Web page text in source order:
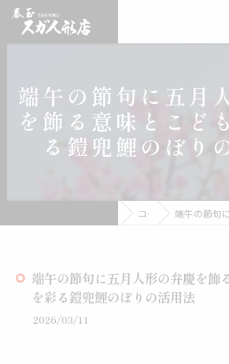
端午の節句に五月
を飾る意味とこど
る鎧兜鯉のぼり
コラム 端午の節句に五月人形の弁
端午の節句に五月人形の弁慶を飾
を彩る鎧兜鯉のぼりの活用法
2026/03/11